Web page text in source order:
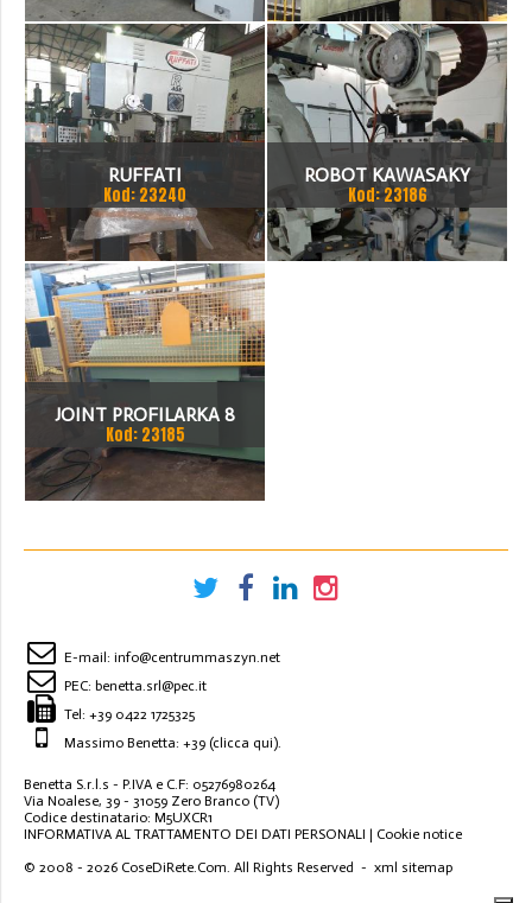
2000
RUFFATI
Kod: 23240
ROBOT KAWASAKY
Kod: 23186
JOINT PROFILARKA 8
STACJI
Kod: 23185
E-mail: info@centrummaszyn.net
PEC: benetta.srl@pec.it
Tel: +39 0422 1725325
Massimo Benetta: +39 (clicca qui).
Benetta S.r.l.s - P.IVA e C.F: 05276980264
Via Noalese, 39 - 31059 Zero Branco (TV)
Codice destinatario: M5UXCR1
INFORMATIVA AL TRATTAMENTO DEI DATI PERSONALI | Cookie notice
© 2008 - 2026 CoseDiRete.Com. All Rights Reserved - xml sitemap